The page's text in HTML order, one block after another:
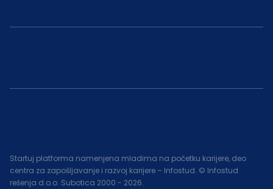
Startuj platforma namenjena mladima na početku karijere, deo
centra za zapošljavanje i razvoj karijere – Infostud. © Infostud
rešenja d.o.o. Subotica 2000 - 2026.